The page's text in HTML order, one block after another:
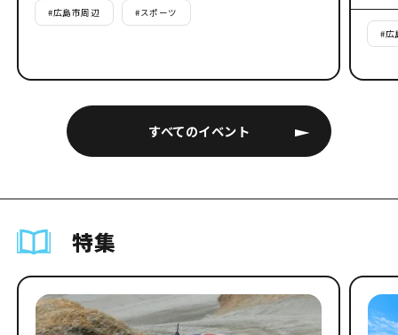
すべてのイベント
#広島市周辺 #スポーツ
#広
特集